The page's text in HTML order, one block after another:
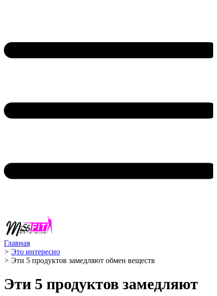
Главная
> Это интересно
> Эти 5 продуктов замедляют обмен веществ
Эти 5 продуктов замедляют